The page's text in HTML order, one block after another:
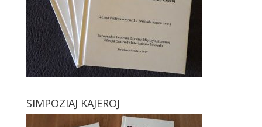
SIMPOZIAJ KAJEROJ